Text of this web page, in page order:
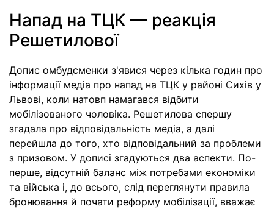
Напад на ТЦК — реакція
Решетилової
Допис омбудсменки з'явися через кілька годин про
інформації медіа про напад на ТЦК у районі Сихів у
Львові, коли натовп намагався відбити
мобілізованого чоловіка. Решетилова спершу
згадала про відповідальність медіа, а далі
перейшла до того, хто відповідальний за проблеми
з призовом. У дописі згадуються два аспекти. По-
перше, відсутній баланс між потребами економіки
та війська і, до всього, слід переглянути правила
бронювання й почати реформу мобілізації, вважає